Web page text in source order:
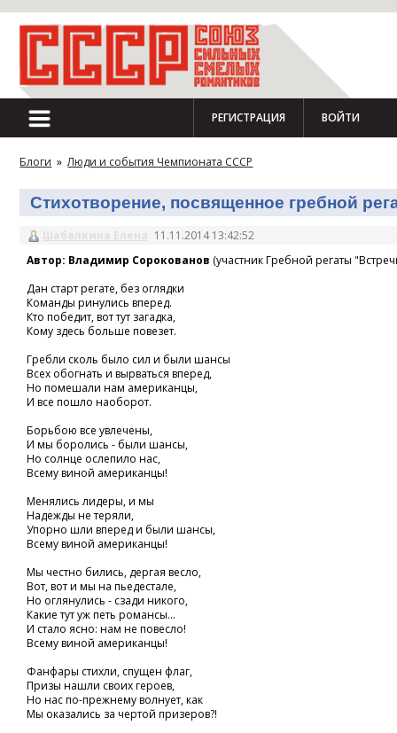
РЕГИСТРАЦИЯ ВОЙТИ
Блоги » Люди и события Чемпионата СССР
Стихотворение, посвященное гребной
Шабалкина Елена 11.11.2014 13:42:52
Автор: Владимир Сорокованов (участник Гребной регаты
Дан старт регате, без оглядки
Команды ринулись вперед.
Кто победит, вот тут загадка,
Кому здесь больше повезет.
Гребли сколь было сил и были шансы
Всех обогнать и вырваться вперед,
Но помешали нам американцы,
И все пошло наоборот.
Борьбою все увлечены,
И мы боролись - были шансы,
Но солнце ослепило нас,
Всему виной американцы!
Менялись лидеры, и мы
Надежды не теряли,
Упорно шли вперед и были шансы,
Всему виной американцы!
Мы честно бились, дергая весло,
Вот, вот и мы на пьедестале,
Но оглянулись - сзади никого,
Какие тут уж петь романсы...
И стало ясно: нам не повесло!
Всему виной американцы!
Фанфары стихли, спущен флаг,
Призы нашли своих героев,
Но нас по-прежнему волнует, как
Мы оказались за чертой призеров?!